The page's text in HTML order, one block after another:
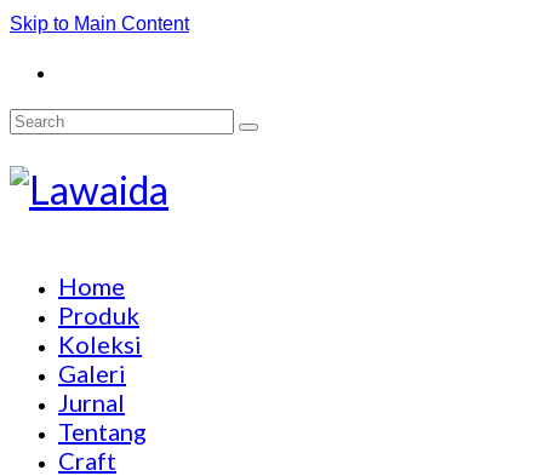
Skip to Main Content
Search
Home
Produk
Koleksi
Galeri
Jurnal
Tentang
Craft